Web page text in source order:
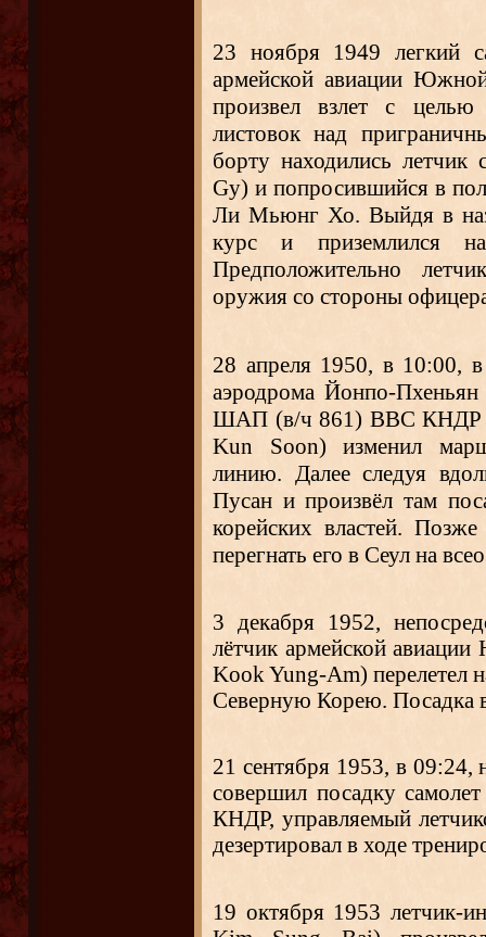
23 ноября 1949 легкий
армейской авиации
произвел взлет с целью
листовок над
борту находились
Gy) и попросившийся в
Ли Мьюнг Хо. Выйдя в
курс и приземлился
Предположительно
оружия со стороны
28 апреля 1950, в 10:00,
аэродрома Йонпо-Пхеньян
ШАП (в/ч 861) ВВС
Kun Soon) изменил
линию. Далее следуя
Пусан и произвёл там
корейских властей.
перегнать его в Сеул на
3 декабря 1952,
лётчик армейской
Kook Yung-Am) перелетел
Северную Корею. Посадка
21 сентября 1953, в 09:24,
совершил посадку
КНДР, управляемый
дезертировал в ходе
19 октября 1953 летчик-